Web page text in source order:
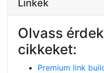
Linkek
Olvass
cikkeket:
Premium link